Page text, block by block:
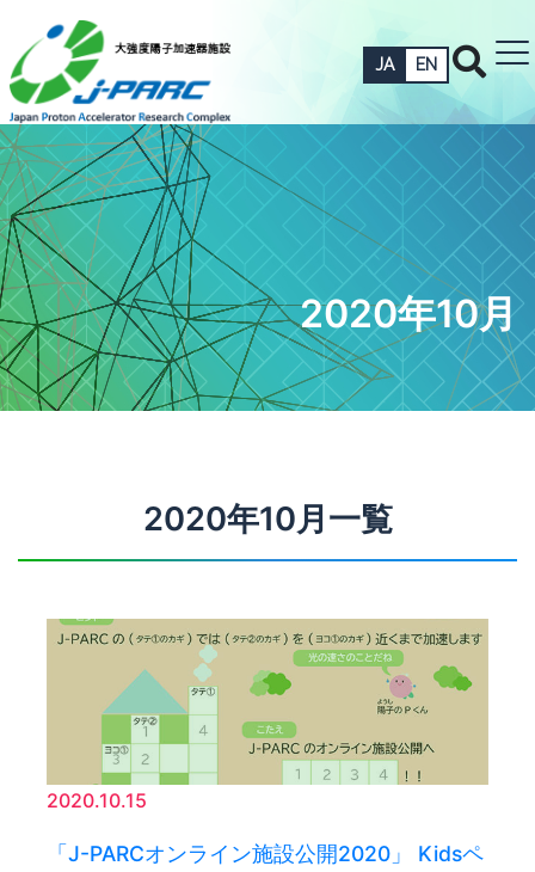
JA EN
2020年10月
2020年10月一覧
2020.10.15
「J-PARCオンライン施設公開2020」 Kidsペ